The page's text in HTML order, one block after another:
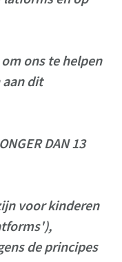
ons te helpen
dit
DAN 13
voor kinderen
de principes